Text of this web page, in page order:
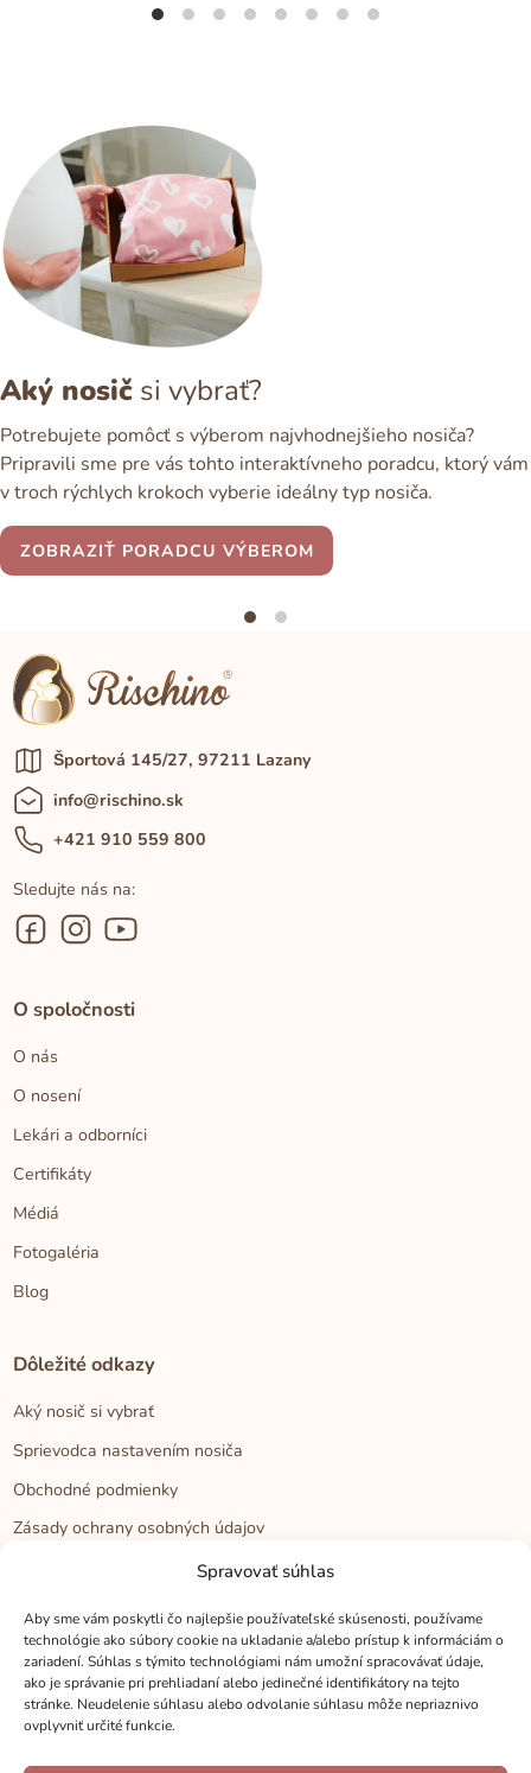
Spravovať súhlas
Aby sme vám poskytli čo najlepšie používateľské skúsenosti, používame
technológie ako súbory cookie na ukladanie a/alebo prístup k informáciám o
zariadení. Súhlas s týmito technológiami nám umožní spracovávať údaje,
ako je správanie pri prehliadaní alebo jedinečné identifikátory na tejto
stránke. Neudelenie súhlasu alebo odvolanie súhlasu môže nepriaznivo
ovplyvniť určité funkcie.
Aký nosič si vybrať?
Potrebujete pomôcť s výberom najvhodnejšieho nosiča?
Pripravili sme pre vás tohto interaktívneho poradcu, ktorý vám
v troch rýchlych krokoch vyberie ideálny typ nosiča.
ZOBRAZIŤ PORADCU VÝBEROM
Športová 145/27, 97211 Lazany
info@rischino.sk
+421 910 559 800
Sledujte nás na:
O spoločnosti
O nás
O nosení
Lekári a odborníci
Certifikáty
Médiá
Fotogaléria
Blog
Dôležité odkazy
Aký nosič si vybrať
Sprievodca nastavením nosiča
Obchodné podmienky
Zásady ochrany osobných údajov
Kontakt
Kontakt
Zákaznícka podpora